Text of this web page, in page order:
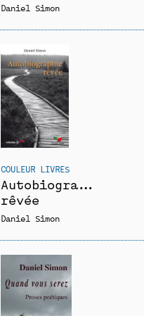
Daniel Simon
COULEUR LIVRES
Autobiographie
rêvée
Daniel Simon